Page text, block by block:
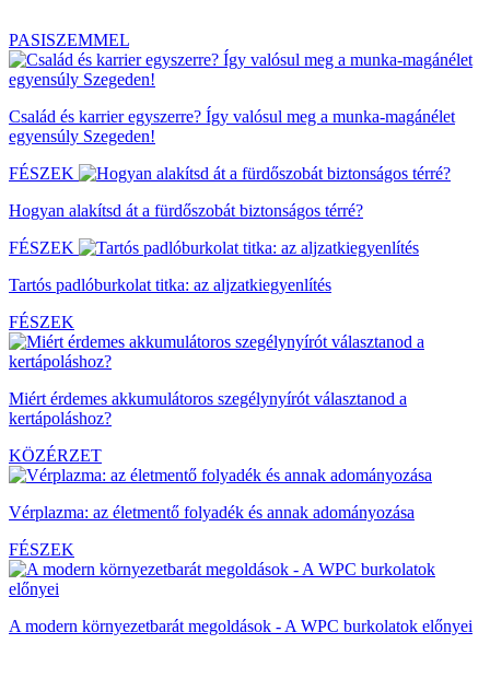
PASISZEMMEL
Család és karrier egyszerre? Így valósul meg a munka-magánélet
egyensúly Szegeden!
FÉSZEK
Hogyan alakítsd át a fürdőszobát biztonságos térré?
FÉSZEK
Tartós padlóburkolat titka: az aljzatkiegyenlítés
FÉSZEK
Miért érdemes akkumulátoros szegélynyírót választanod a
kertápoláshoz?
KÖZÉRZET
Vérplazma: az életmentő folyadék és annak adományozása
FÉSZEK
A modern környezetbarát megoldások - A WPC burkolatok előnyei